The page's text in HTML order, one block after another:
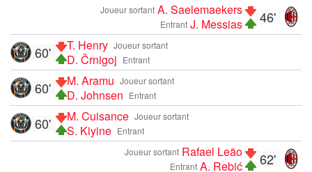
46'
Joueur sortant A. Saelemaekers
Entrant J. Messias
Joueur sortant
T. Henry
Entrant
D. Črnigoj
60'
Joueur sortant
M. Aramu
Entrant
D. Johnsen
60'
Joueur sortant
M. Cuisance
Entrant
S. Kiyine
60'
62'
Joueur sortant Rafael Leão
Entrant A. Rebić